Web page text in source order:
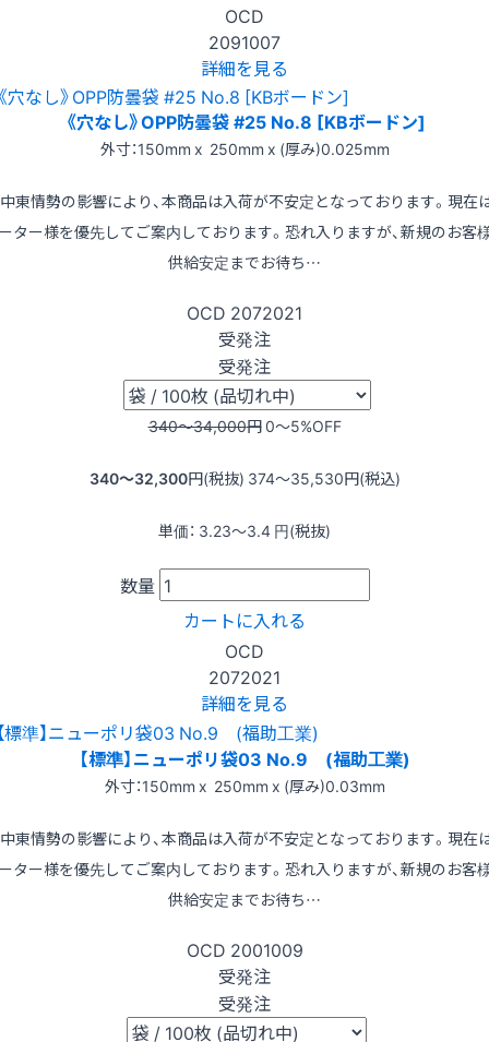
OCD
2091007
詳細を見る
《穴なし》OPP防曇袋 #25 No.8 [KBボードン]
外寸：150mm x 250mm x (厚み)0.025mm
東情勢の影響により、本商品は入荷が不安定となっております。現在
ター様を優先してご案内しております。恐れ入りますが、新規のお客
供給安定までお待ち…
OCD 2072021
受発注
受発注
340〜34,000円0〜5%OFF
340〜32,300円(税抜) 374〜35,530円(税込)
単価： 3.23〜3.4 円(税抜)
数量
カートに入れる
OCD
2072021
詳細を見る
【標準】ニューポリ袋03 No.9 (福助工業)
外寸：150mm x 250mm x (厚み)0.03mm
東情勢の影響により、本商品は入荷が不安定となっております。現在
ター様を優先してご案内しております。恐れ入りますが、新規のお客
供給安定までお待ち…
OCD 2001009
受発注
受発注